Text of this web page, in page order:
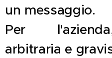
un messaggio.
Per
arbitraria e